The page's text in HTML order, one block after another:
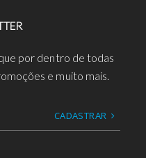
por dentro de todas
e muito mais.
CADASTRAR